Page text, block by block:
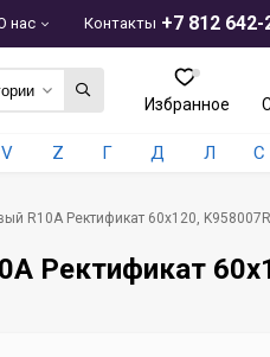
+7 812 642-
нас Контакты
Избранное
V Z Г Д Л С
R10A Ректификат 60x120, K958007R
Ректификат